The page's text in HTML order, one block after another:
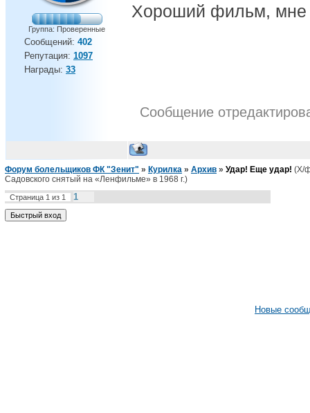
Группа: Проверенные
Сообщений: 402
Репутация: 1097
Награды: 33
Хороший фильм, мне
Сообщение
Форум болельщиков ФК "Зенит" » Курилка » Архив » Удар! Еще удар! (Х/
Садовского снятый на «Ленфильме» в 1968 г.)
Страница 1 из 1 1
Новые